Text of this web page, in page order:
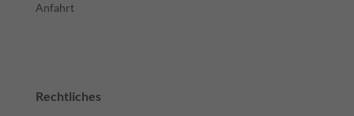
Anfahrt
Rechtliches